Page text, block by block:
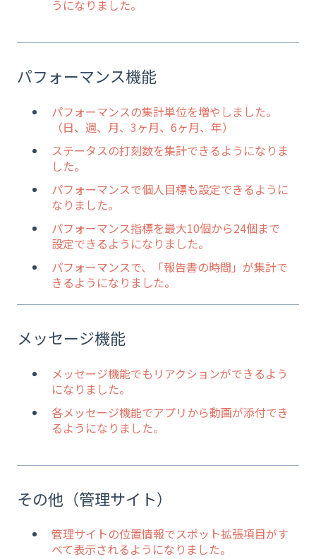
うになりました。
パフォーマンス機能
パフォーマンスの集計単位を増やしました。
（日、週、月、3ヶ月、6ヶ月、年）
ステータスの打刻数を集計できるようになりま
した。
パフォーマンスで個人目標も設定できるように
なりました。
パフォーマンス指標を最大10個から24個まで
設定できるようになりました。
パフォーマンスで、「報告書の時間」が集計で
きるようになりました。
メッセージ機能
メッセージ機能でもリアクションができるよう
になりました。
各メッセージ機能でアプリから動画が添付でき
るようになりました。
その他（管理サイト）
管理サイトの位置情報でスポット拡張項目がす
べて表示されるようになりました。